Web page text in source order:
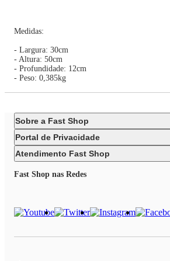
Medidas:
- Largura: 30cm
- Altura: 50cm
- Profundidade: 12cm
- Peso: 0,385kg
Sobre a Fast Shop
Portal de Privacidade
Atendimento Fast Shop
Fast Shop nas Redes